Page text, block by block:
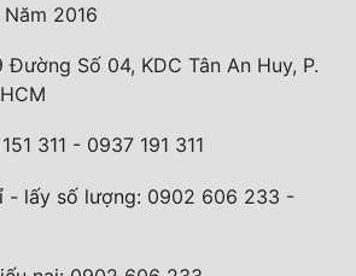
2016
Đường Số 04, KDC Tân An Huy, P.
311 - 0937 191 311
- lấy số lượng: 0902 606 233 -